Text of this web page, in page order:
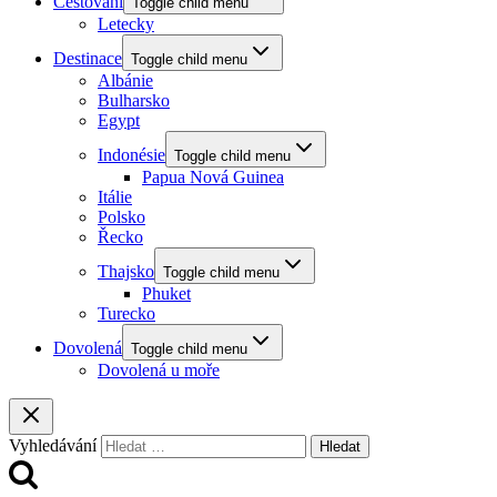
Letecky
Destinace Toggle child menu
Albánie
Bulharsko
Egypt
Indonésie Toggle child menu
Papua Nová Guinea
Itálie
Polsko
Řecko
Thajsko Toggle child menu
Phuket
Turecko
Dovolená Toggle child menu
Dovolená u moře
Vyhledávání